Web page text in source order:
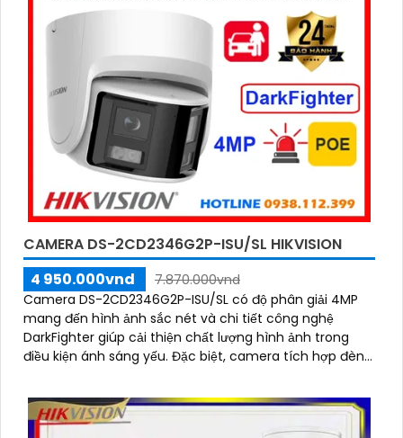
CAMERA DS-2CD2346G2P-ISU/SL HIKVISION
4 950.000vnd
7.870.000vnd
Camera DS-2CD2346G2P-ISU/SL có độ phân giải 4MP
mang đến hình ảnh sắc nét và chi tiết công nghệ
DarkFighter giúp cải thiện chất lượng hình ảnh trong
điều kiện ánh sáng yếu. Đặc biệt, camera tích hợp đèn
và âm thanh hai chiều, hỗ trợ giám sát an ninh hiệu quả